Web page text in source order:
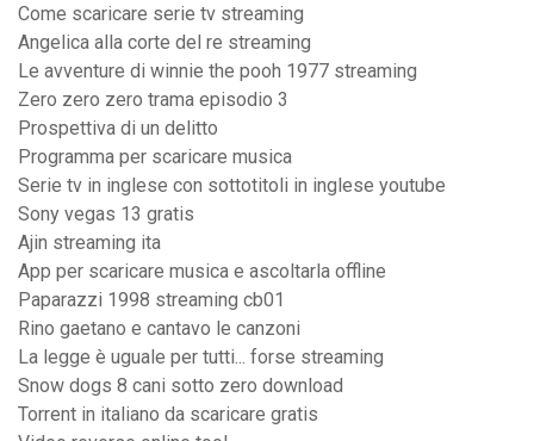
Come scaricare serie tv streaming
Angelica alla corte del re streaming
Le avventure di winnie the pooh 1977 streaming
Zero zero zero trama episodio 3
Prospettiva di un delitto
Programma per scaricare musica
Serie tv in inglese con sottotitoli in inglese youtube
Sony vegas 13 gratis
Ajin streaming ita
App per scaricare musica e ascoltarla offline
Paparazzi 1998 streaming cb01
Rino gaetano e cantavo le canzoni
La legge è uguale per tutti... forse streaming
Snow dogs 8 cani sotto zero download
Torrent in italiano da scaricare gratis